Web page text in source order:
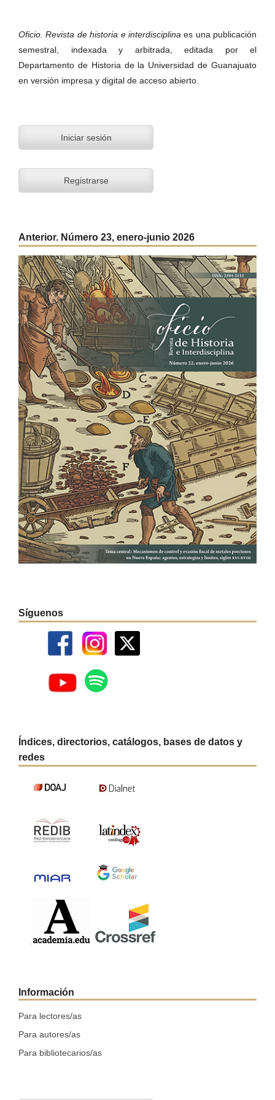
Oficio. Revista de historia e interdisciplinaes una publicación
semestral, indexada y arbitrada, editada por el
Departamento de Historia de la Universidad de Guanajuato
en versión impresa y digital de acceso abierto.
Iniciar sesión
Registrarse
Anterior. Número 23, enero-junio 2026
Síguenos
Índices, directorios, catálogos, bases de datos y
redes
Información
Para lectores/as
Para autores/as
Para bibliotecarios/as